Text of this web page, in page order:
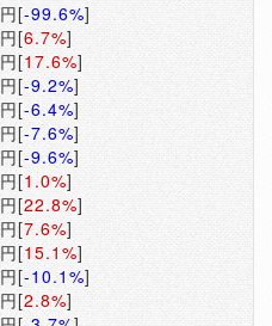
円[-99.6%]
円[6.7%]
円[17.6%]
円[-9.2%]
円[-6.4%]
円[-7.6%]
円[-9.6%]
円[1.0%]
円[22.8%]
円[7.6%]
円[15.1%]
円[-10.1%]
円[2.8%]